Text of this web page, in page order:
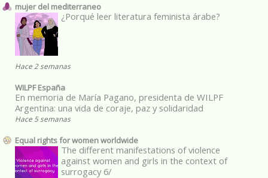
mujer del mediterraneo
¿Porqué leer literatura feminista árabe?
Hace 2 semanas
WILPF España
En memoria de María Pagano, presidenta de WILPF
Argentina: una vida de coraje, paz y solidaridad
Hace 5 semanas
Equal rights for women worldwide
The different manifestations of violence
against women and girls in the context of
surrogacy 6/